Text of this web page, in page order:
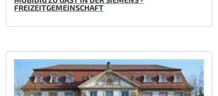
FREIZEITGEMEINSCHAFT